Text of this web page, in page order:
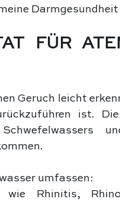
FÜR
Geruch leicht
ist.
umfassen:
wie Rhinitis,